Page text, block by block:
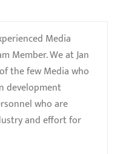
Media
Member. We at Jan
the few Media who
development
who are
and effort for